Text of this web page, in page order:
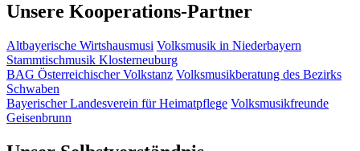
Unsere Kooperations-Partner
Altbayerische Wirtshausmusi Volksmusik in Niederbayern
Stammtischmusik Klosterneuburg
BAG Österreichischer Volkstanz Volksmusikberatung des Bezirks
Schwaben
Bayerischer Landesverein für Heimatpflege Volksmusikfreunde
Geisenbrunn